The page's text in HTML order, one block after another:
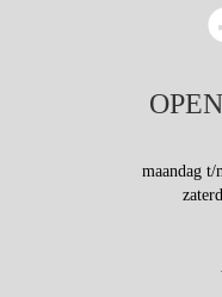
maandag